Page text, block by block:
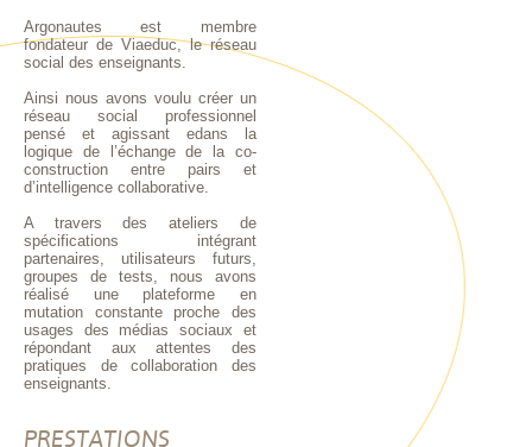
Argonautes est membre
fondateur de Viaeduc, le réseau
social des enseignants.
Ainsi nous avons voulu créer un
réseau social professionnel
pensé et agissant edans la
logique de l’échange de la co-
construction entre pairs et
d’intelligence collaborative.
A travers des ateliers de
spécifications intégrant
partenaires, utilisateurs futurs,
groupes de tests, nous avons
réalisé une plateforme en
mutation constante proche des
usages des médias sociaux et
répondant aux attentes des
pratiques de collaboration des
enseignants.
PRESTATIONS